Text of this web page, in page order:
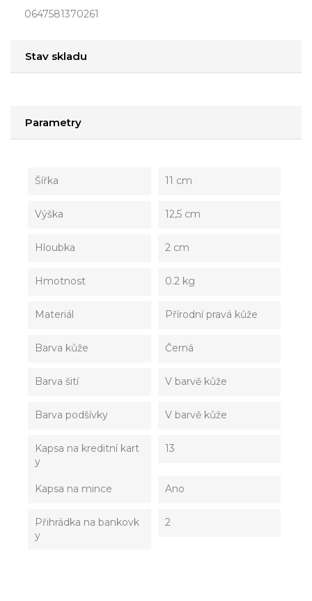
0647581370261
Stav skladu
Parametry
Šířka 11 cm
Výška 12,5 cm
Hloubka 2 cm
Hmotnost 0.2 kg
Materiál Přírodní pravá kůže
Barva kůže Černá
Barva šití V barvě kůže
Barva podšívky V barvě kůže
Kapsa na kreditní kart
y
13
Kapsa na mince Ano
Přihrádka na bankovk
y
2